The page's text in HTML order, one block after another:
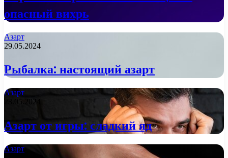
опасный вихрь
Азарт
29.05.2024
Рыбалка: настоящий азарт
Азарт
23.05.2024
Азарт от игры: сладкий яд
Азарт